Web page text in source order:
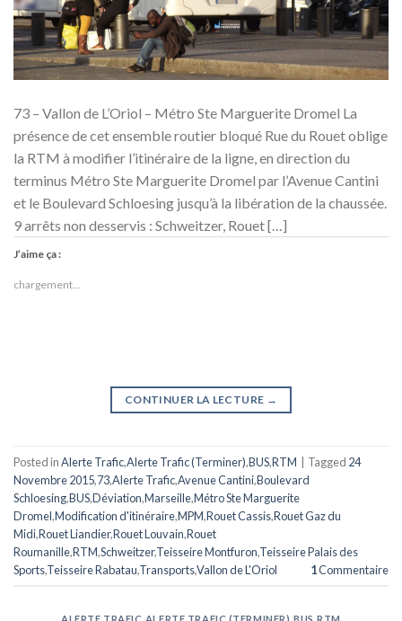
73 – Vallon de L’Oriol – Métro Ste Marguerite Dromel La
présence de cet ensemble routier bloqué Rue du Rouet oblige
la RTM à modifier l’itinéraire de la ligne, en direction du
terminus Métro Ste Marguerite Dromel par l’Avenue Cantini
et le Boulevard Schloesing jusqu’à la libération de la chaussée.
9 arrêts non desservis : Schweitzer, Rouet […]
J’aime ça :
chargement…
CONTINUER LA LECTURE →
Posted inAlerte Trafic,Alerte Trafic (Terminer),BUS,RTM Tagged 24
Novembre 2015,73,Alerte Trafic,Avenue Cantini,Boulevard
Schloesing,BUS,Déviation,Marseille,Métro Ste Marguerite
Dromel,Modification d'itinéraire,MPM,Rouet Cassis,Rouet Gaz du
Midi,Rouet Liandier,Rouet Louvain,Rouet
Roumanille,RTM,Schweitzer,Teisseire Montfuron,Teisseire Palais des
Sports,Teisseire Rabatau,Transports,Vallon de L'Oriol 1Commentaire